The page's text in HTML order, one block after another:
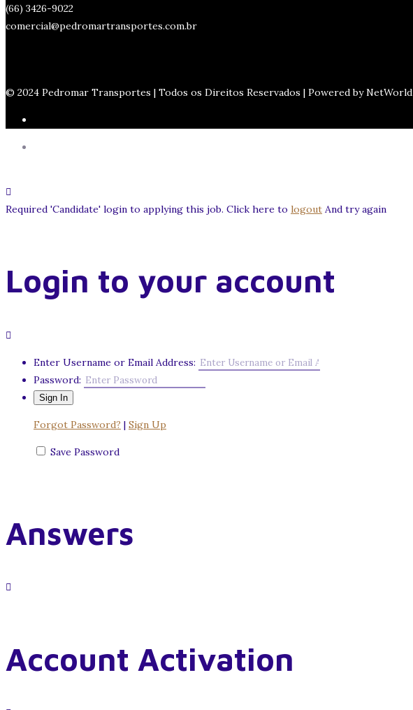
(66) 3426-9022
comercial@pedromartransportes.com.br
© 2024 Pedromar Transportes | Todos os Direitos Reservados | Powered by NetWorld
Required 'Candidate' login to applying this job. Click here to logout And try again
Login to your account
Enter Username or Email Address:
Password:
Forgot Password? | Sign Up
Save Password
Answers
Account Activation